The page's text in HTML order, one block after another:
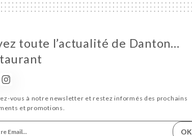
toute l’actualité de Danton…
vous à notre newsletter et restez informés des prochains
et promotions.
OK